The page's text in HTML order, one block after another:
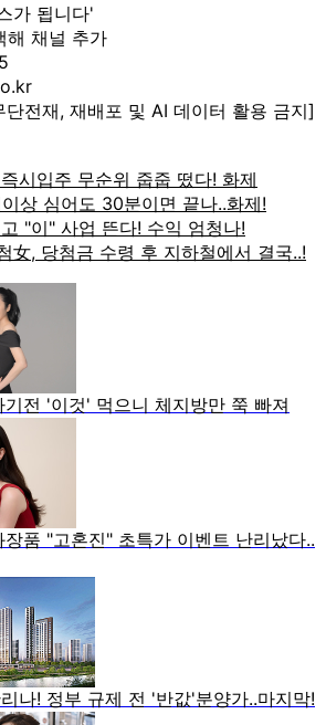
가 됩니다'
해 채널 추가
전재, 재배포 및 AI 데이터 활용 금지]